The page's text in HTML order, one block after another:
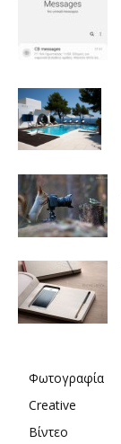
Φωτογραφία
Creative
Βίντεο